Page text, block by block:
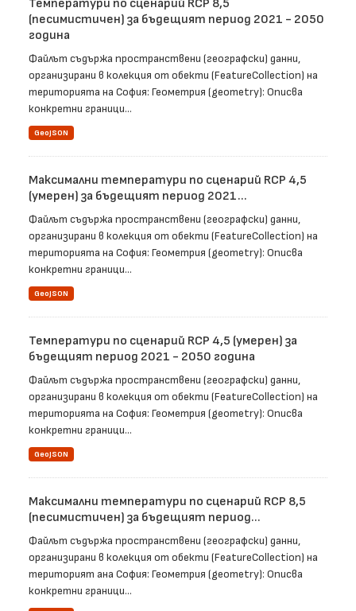
Температури по сценарий RCP 8,5
(песимистичен) за бъдещият период 2021 - 2050
година
Файлът съдържа пространствени (географски) данни,
организирани в колекция от обекти (FeatureCollection) на
територията на София: Геометрия (geometry): Описва
конкретни граници...
GeoJSON
Максимални температури по сценарий RCP 4,5
(умерен) за бъдещият период 2021...
Файлът съдържа пространствени (географски) данни,
организирани в колекция от обекти (FeatureCollection) на
територията на София: Геометрия (geometry): Описва
конкретни граници...
GeoJSON
Температури по сценарий RCP 4,5 (умерен) за
бъдещият период 2021 - 2050 година
Файлът съдържа пространствени (географски) данни,
организирани в колекция от обекти (FeatureCollection) на
територията на София: Геометрия (geometry): Описва
конкретни граници...
GeoJSON
Максимални температури по сценарий RCP 8,5
(песимистичен) за бъдещият период...
Файлът съдържа пространствени (географски) данни,
организирани в колекция от обекти (FeatureCollection) на
територият ана София: Геометрия (geometry): Описва
конкретни граници...